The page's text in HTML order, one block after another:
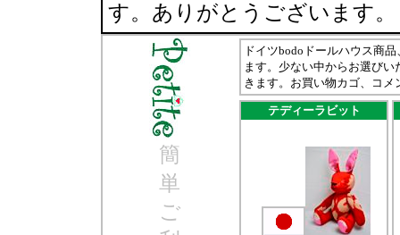
す。ありがとうございます。
簡
単
ご
ドイツbodoドールハウス商
ます。少ない中からお選び
きます。お買い物カゴ、コメ
テディーラビット